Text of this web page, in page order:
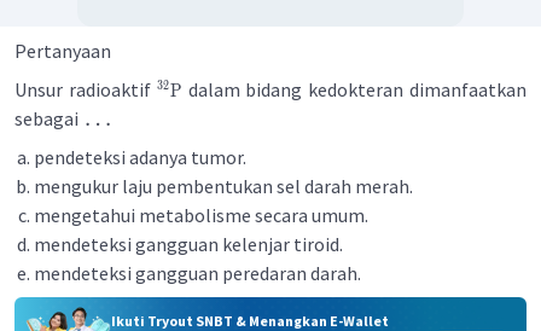
Pertanyaan
Unsur radioaktif 32P dalam bidang kedokteran dimanfaatkan
sebagai …
pendeteksi adanya tumor.
mengukur laju pembentukan sel darah merah.
mengetahui metabolisme secara umum.
mendeteksi gangguan kelenjar tiroid.
mendeteksi gangguan peredaran darah.
Ikuti Tryout SNBT & Menangkan E-Wallet